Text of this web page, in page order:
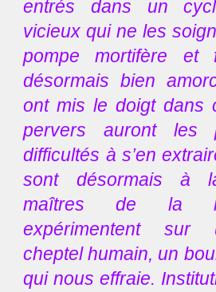
entrés dans un
vicieux qui ne les
pompe mortifère et
désormais bien
ont mis le doigt dans
pervers auront les
difficultés à s’en
sont désormais à
maîtres de la
expérimentent sur
cheptel humain, un
qui nous effraie.